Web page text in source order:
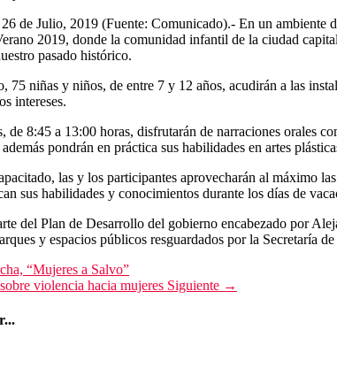
de Julio, 2019 (Fuente: Comunicado).- En un
2019, donde la comunidad infantil de la ciudad
pasado histórico.
75 niñas y niños, de entre 7 y 12 años, acudirán a las
intereses.
de 8:45 a 13:00 horas, disfrutarán de narraciones orales
pondrán en práctica sus habilidades en artes
las y los participantes aprovecharán al máximo
sus habilidades y conocimientos durante los días de
del Plan de Desarrollo del gobierno encabezado por
y espacios públicos resguardados por la Secretaría
“Mujeres a Salvo”
violencia hacia mujeres Siguiente →